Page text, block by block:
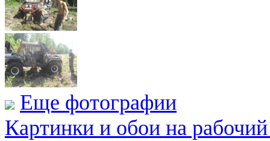
Еще фотографии
Картинки и обои на